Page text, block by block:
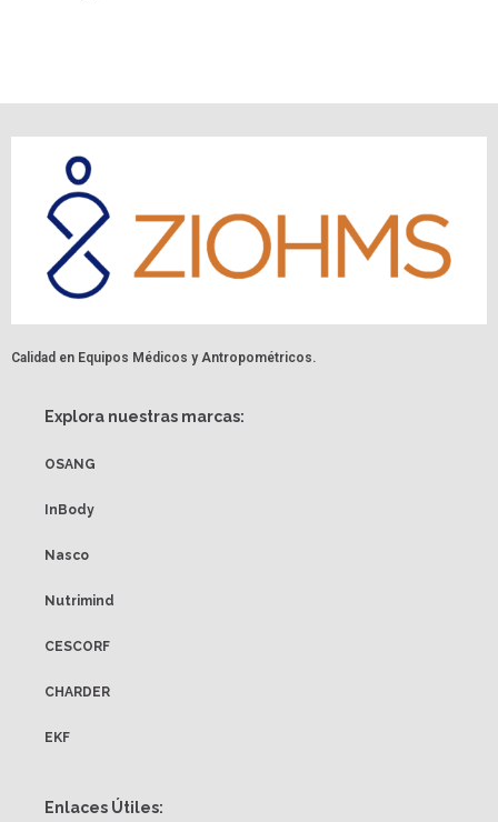
Calidad en Equipos Médicos y Antropométricos.
Explora nuestras marcas:
OSANG
InBody
Nasco
Nutrimind
CESCORF
CHARDER
EKF
Enlaces Útiles: